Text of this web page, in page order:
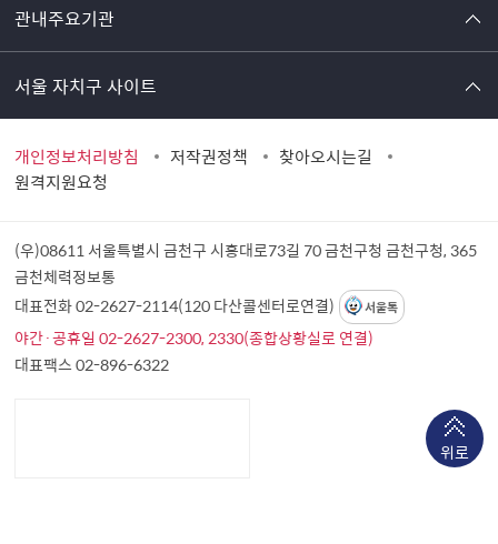
관내주요기관
서울 자치구 사이트
개인정보처리방침 저작권정책
찾아오시는길
원격지원요청
위로
(우)08611 서울특별시 금천구 시흥대로73길 70 금천구청금천구청, 365
금천체력정보통
대표전화 02-2627-2114(120 다산콜센터로연결)
서울톡
야간·공휴일 02-2627-2300, 2330(종합상황실로 연결)
대표팩스 02-896-6322